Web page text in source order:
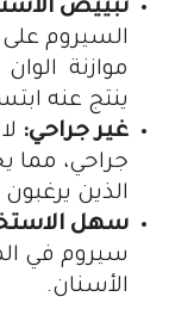
تبييض
السيروم
موازنة
ينتج عنه
غير جراحي:
جراحي، مما
الذين
سهل
سيروم في
الأسنان.